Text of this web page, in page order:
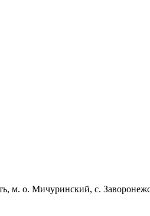
м. о. Мичуринский, с.